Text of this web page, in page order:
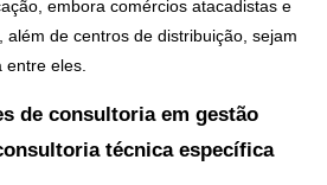
embora comércios atacadistas e
além de centros de distribuição, sejam
eles.
de consultoria em gestão
técnica específica